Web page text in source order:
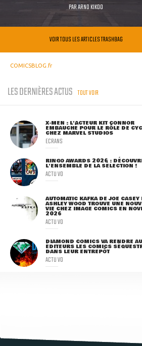
PARARNO KIKOO
VOIR TOUS LES ARTICLES TRASHBAG
COMICSBLOG.fr
LES DERNIÈRES ACTUS TOUT VOIR
X-MEN : L'ACTEUR KIT CONNOR
EMBAUCHÉ POUR LE RÔLE DE
CHEZ MARVEL STUDIOS
ECRANS
RINGO AWARDS 2026 :
L'ENSEMBLE DE LA SÉLECTION !
ACTU VO
AUTOMATIC KAFKA DE JOE CASEY
ASHLEY WOOD TROUVE UNE
VIE CHEZ IMAGE COMICS EN
2026
ACTU VO
DIAMOND COMICS VA RENDRE
ÉDITEURS LES COMICS
DANS LEUR ENTREPÔT
ACTU VO